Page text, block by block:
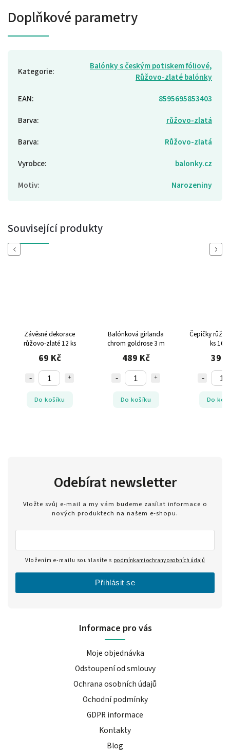
Doplňkové parametry
Kategorie: Balónky s českým potiskem fóliové,
Růžovo-zlaté balónky
EAN:
8595695853403
Barva:
růžovo-zlatá
Barva:
Růžovo-zlatá
Vyrobce:
balonky.cz
Motiv: Narozeniny
Související produkty
Previous
Závěsné dekorace
růžovo-zlaté 12 ks
69 Kč
Do košíku
Balónková girlanda
chrom goldrose 3 m
489 Kč
Do košíku
Čepičky
ks 16
39
Do
Next
Informace pro vás
Moje objednávka
Odstoupení od smlouvy
Ochrana osobních údajů
Ochodní podmínky
GDPR informace
Kontakty
Blog
Odebírat newsletter
Vložte svůj e-mail a my vám budeme zasílat informace o
nových produktech na našem e-shopu.
Vložením e-mailu souhlasíte s podmínkami ochrany osobních údajů
Přihlásit se